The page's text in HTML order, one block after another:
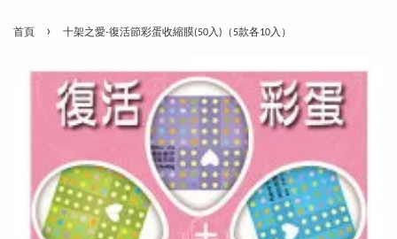
首頁 › 十架之愛-復活節彩蛋收縮膜(50入)（5款各10入）